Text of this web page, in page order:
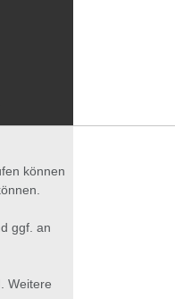
können
ggf. an
Weitere